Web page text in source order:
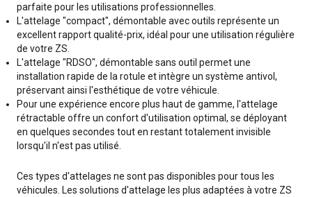
parfaite pour les utilisations professionnelles.
L'attelage "compact", démontable avec outils représente un
excellent rapport qualité-prix, idéal pour une utilisation régulière
de votre ZS.
L'attelage "RDSO", démontable sans outil permet une
installation rapide de la rotule et intègre un système antivol,
préservant ainsi l'esthétique de votre véhicule.
Pour une expérience encore plus haut de gamme, l'attelage
rétractable offre un confort d'utilisation optimal, se déployant
en quelques secondes tout en restant totalement invisible
lorsqu'il n'est pas utilisé.
Ces types d'attelages ne sont pas disponibles pour tous les
véhicules. Les solutions d'attelage les plus adaptées à votre ZS